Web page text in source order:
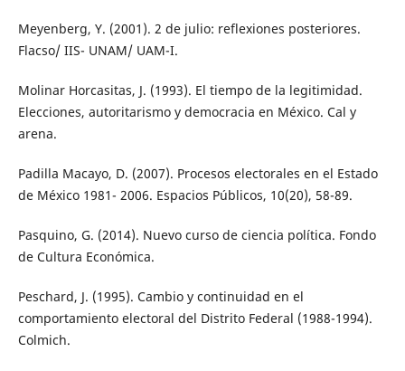
Meyenberg, Y. (2001). 2 de julio: reflexiones posteriores.
Flacso/ IIS- UNAM/ UAM-I.
Molinar Horcasitas, J. (1993). El tiempo de la legitimidad.
Elecciones, autoritarismo y democracia en México. Cal y
arena.
Padilla Macayo, D. (2007). Procesos electorales en el Estado
de México 1981- 2006. Espacios Públicos, 10(20), 58-89.
Pasquino, G. (2014). Nuevo curso de ciencia política. Fondo
de Cultura Económica.
Peschard, J. (1995). Cambio y continuidad en el
comportamiento electoral del Distrito Federal (1988-1994).
Colmich.